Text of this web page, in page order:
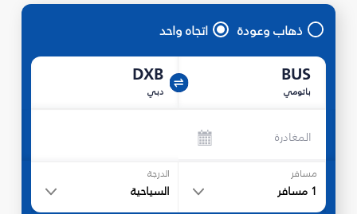
ذهاب وعودة اتجاه واحد
BUS
باتومي
DXB
دبي
المغادرة
مسافر
1 مسافر
الدرجة
السياحية